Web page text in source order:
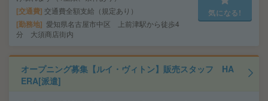
交通費 交通費全額支給（規定あり）
勤務地 愛知県名古屋市中区 上前津駅から徒歩4
分 大須商店街内
気になる!
オープニング募集【ルイ・ヴィトン】販売スタッフ HA
ERA[派遣]